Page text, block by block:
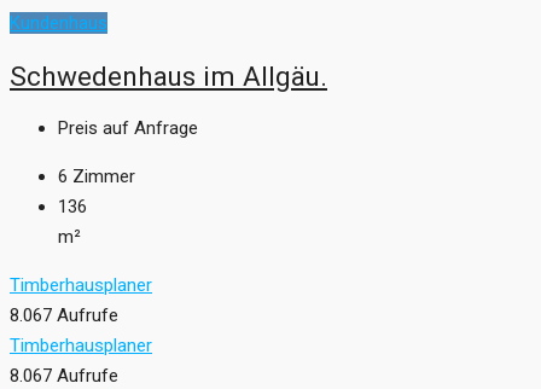
Kundenhaus
Schwedenhaus im Allgäu.
Preis auf Anfrage
6 Zimmer
136
m²
Timberhausplaner
8.067 Aufrufe
Timberhausplaner
8.067 Aufrufe